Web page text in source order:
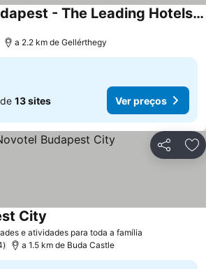
Kozmo Hotel Budapest - The Leading Hotels Of The World
a 2.2 km de Gellérthegy
13 sites Ver preços
Partilhar
e atividades para toda a família
City
a 1.5 km de Buda Castle